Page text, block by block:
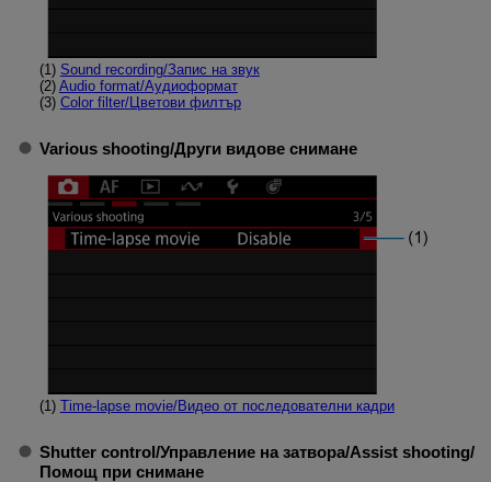
(1) Sound recording/Запис на звук
(2) Audio format/Аудиоформат
(3) Color filter/Цветови филтър
Various shooting/Други видове снимане
(1) Time-lapse movie/Видео от последователни кадри
Shutter control/Управление на затвора/Assist shooting/
Помощ при снимане